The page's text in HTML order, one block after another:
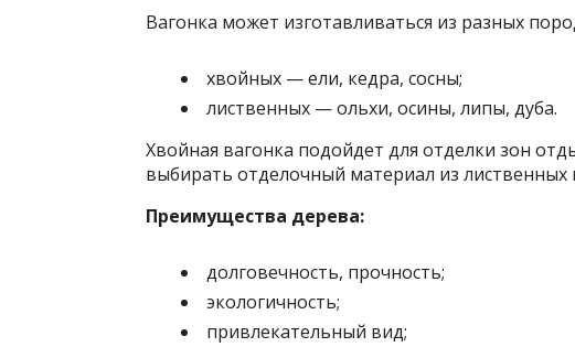
Вагонка может изготавливаться из разных
хвойных — ели, кедра, сосны;
лиственных — ольхи, осины, липы, дуба.
Хвойная вагонка подойдет для отделки зон
выбирать отделочный материал из лиственных
Преимущества дерева:
долговечность, прочность;
экологичность;
привлекательный вид;